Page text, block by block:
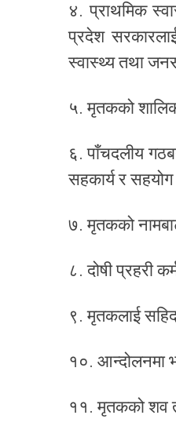
४. प्राथमिक
प्रदेश
स्वास्थ्य तथा
५. मृतकको शालिक
६. पाँचदलीय
सहकार्य र सहयोग
७. मृतकको
८. दोषी प्रहरी
९. मृतकलाई
१०. आन्दोलनमा
११. मृतकको शव